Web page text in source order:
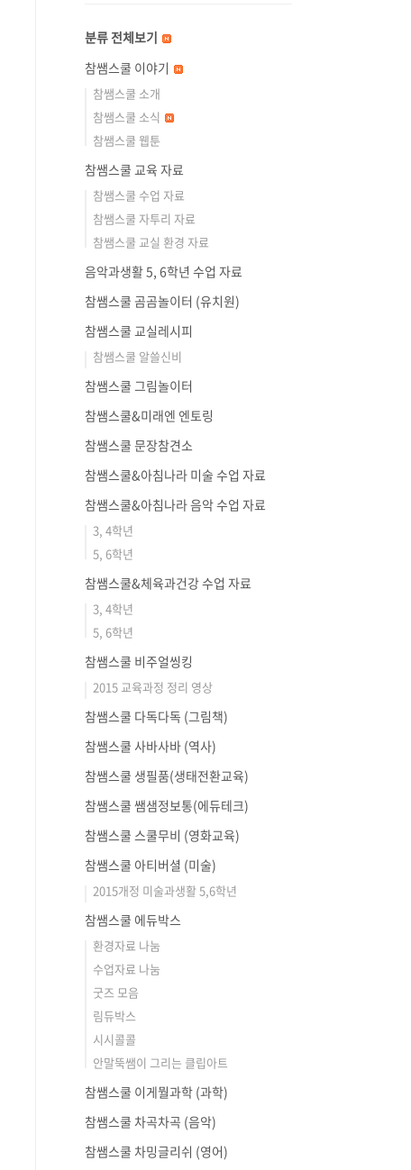
분류 전체보기
참쌤스쿨 이야기
참쌤스쿨 소개
참쌤스쿨 소식
참쌤스쿨 웹툰
참쌤스쿨 교육 자료
참쌤스쿨 수업 자료
참쌤스쿨 자투리 자료
참쌤스쿨 교실 환경 자료
음악과생활 5, 6학년 수업 자료
참쌤스쿨 곰곰놀이터 (유치원)
참쌤스쿨 교실레시피
참쌤스쿨 알쓸신비
참쌤스쿨 그림놀이터
참쌤스쿨&미래엔 엔토링
참쌤스쿨 문장참견소
참쌤스쿨&아침나라 미술 수업 자료
참쌤스쿨&아침나라 음악 수업 자료
3, 4학년
5, 6학년
참쌤스쿨&체육과건강 수업 자료
3, 4학년
5, 6학년
참쌤스쿨 비주얼씽킹
2015 교육과정 정리 영상
참쌤스쿨 다독다독 (그림책)
참쌤스쿨 사바사바 (역사)
참쌤스쿨 생필품(생태전환교육)
참쌤스쿨 쌤샘정보통(에듀테크)
참쌤스쿨 스쿨무비 (영화교육)
참쌤스쿨 아티버셜 (미술)
2015개정 미술과생활 5,6학년
참쌤스쿨 에듀박스
환경자료 나눔
수업자료 나눔
굿즈 모음
림듀박스
시시콜콜
안말뚝쌤이 그리는 클립아트
참쌤스쿨 이게뭘과학 (과학)
참쌤스쿨 차곡차곡 (음악)
참쌤스쿨 차밍글리쉬 (영어)